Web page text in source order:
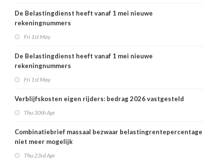
De Belastingdienst heeft vanaf 1 mei nieuwe
rekeningnummers
Fri 1st May
De Belastingdienst heeft vanaf 1 mei nieuwe
rekeningnummers
Fri 1st May
Verblijfskosten eigen rijders: bedrag 2026 vastgesteld
Thu 30th Apr
Combinatiebrief massaal bezwaar belastingrentepercentage
niet meer mogelijk
Thu 23rd Apr